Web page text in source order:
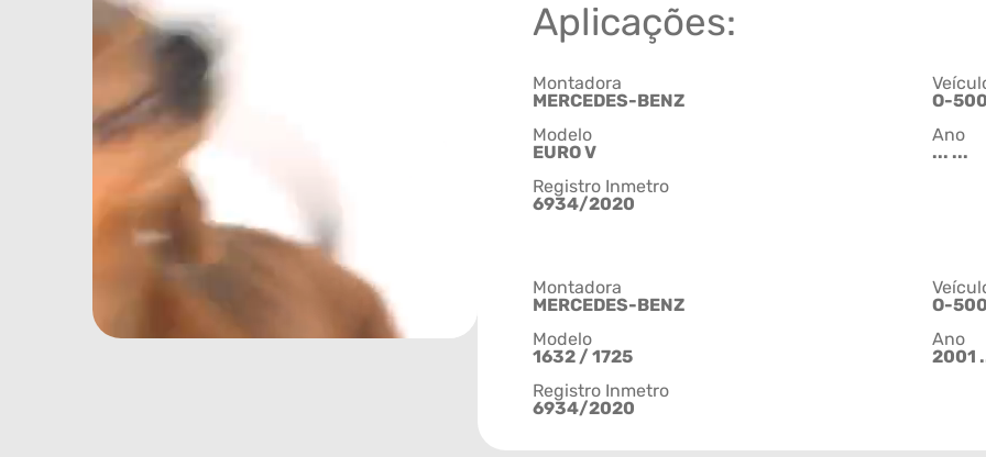
Aplicações:
Montadora
MERCEDES-BENZ
O-500
Modelo
EURO V
Ano
... ...
Registro Inmetro
6934/2020
Montadora
MERCEDES-BENZ
O-500
Modelo
1632 / 1725
Ano
2001
Registro Inmetro
6934/2020